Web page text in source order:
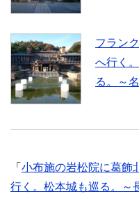
フラン
へ行く
る。～
「 小布施の岩松院に葛飾
行く。松本城も巡る。～